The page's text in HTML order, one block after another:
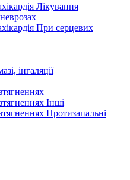
Лікування
При серцевих
інгаляції
Інші
Протизапальні